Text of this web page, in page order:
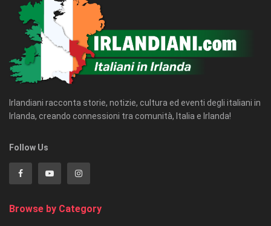
Irlandiani racconta storie, notizie, cultura ed eventi degli italiani in
Irlanda, creando connessioni tra comunità, Italia e Irlanda!
Follow Us
Browse by Category